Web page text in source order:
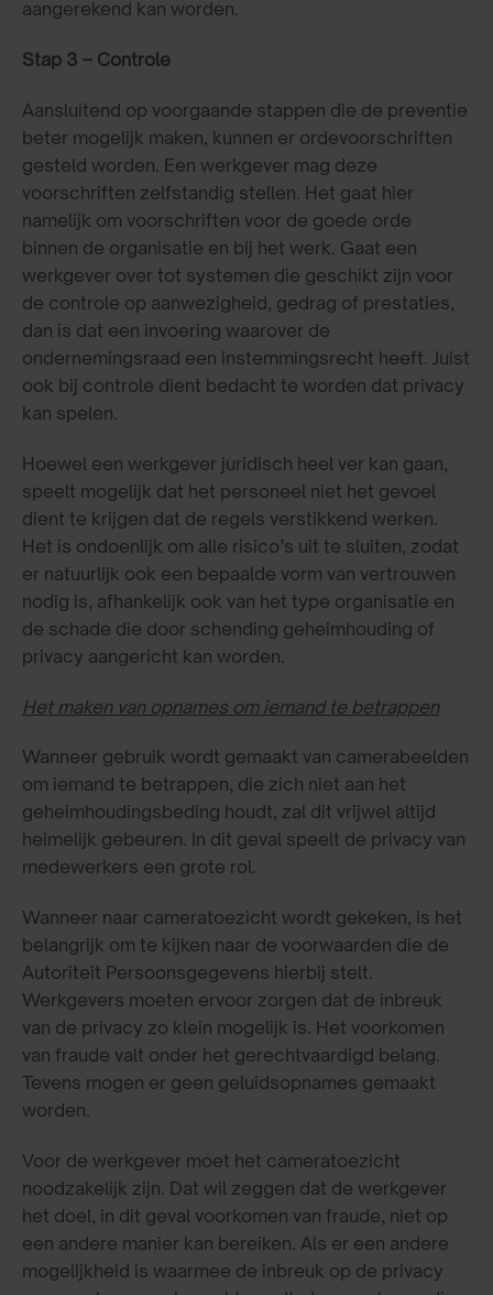
aangerekend kan worden.
Stap 3 – Controle
Aansluitend op voorgaande stappen die de preventie
beter mogelijk maken, kunnen er ordevoorschriften
gesteld worden. Een werkgever mag deze
voorschriften zelfstandig stellen. Het gaat hier
namelijk om voorschriften voor de goede orde
binnen de organisatie en bij het werk. Gaat een
werkgever over tot systemen die geschikt zijn voor
de controle op aanwezigheid, gedrag of prestaties,
dan is dat een invoering waarover de
ondernemingsraad een instemmingsrecht heeft. Juist
ook bij controle dient bedacht te worden dat privacy
kan spelen.
Hoewel een werkgever juridisch heel ver kan gaan,
speelt mogelijk dat het personeel niet het gevoel
dient te krijgen dat de regels verstikkend werken.
Het is ondoenlijk om alle risico’s uit te sluiten, zodat
er natuurlijk ook een bepaalde vorm van vertrouwen
nodig is, afhankelijk ook van het type organisatie en
de schade die door schending geheimhouding of
privacy aangericht kan worden.
Het maken van opnames om iemand te betrappen
Wanneer gebruik wordt gemaakt van camerabeelden
om iemand te betrappen, die zich niet aan het
geheimhoudingsbeding houdt, zal dit vrijwel altijd
heimelijk gebeuren. In dit geval speelt de privacy van
medewerkers een grote rol.
Wanneer naar cameratoezicht wordt gekeken, is het
belangrijk om te kijken naar de voorwaarden die de
Autoriteit Persoonsgegevens hierbij stelt.
Werkgevers moeten ervoor zorgen dat de inbreuk
van de privacy zo klein mogelijk is. Het voorkomen
van fraude valt onder het gerechtvaardigd belang.
Tevens mogen er geen geluidsopnames gemaakt
worden.
Voor de werkgever moet het cameratoezicht
noodzakelijk zijn. Dat wil zeggen dat de werkgever
het doel, in dit geval voorkomen van fraude, niet op
een andere manier kan bereiken. Als er een andere
mogelijkheid is waarmee de inbreuk op de privacy